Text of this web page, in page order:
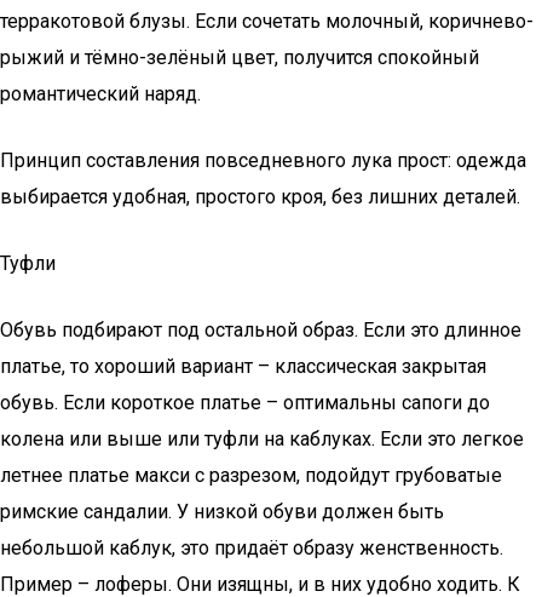
терракотовой блузы. Если сочетать молочный, коричнево-
рыжий и тёмно-зелёный цвет, получится спокойный
романтический наряд.
Принцип составления повседневного лука прост: одежда
выбирается удобная, простого кроя, без лишних деталей.
Туфли
Обувь подбирают под остальной образ. Если это длинное
платье, то хороший вариант – классическая закрытая
обувь. Если короткое платье – оптимальны сапоги до
колена или выше или туфли на каблуках. Если это легкое
летнее платье макси с разрезом, подойдут грубоватые
римские сандалии. У низкой обуви должен быть
небольшой каблук, это придаёт образу женственность.
Пример – лоферы. Они изящны, и в них удобно ходить. К